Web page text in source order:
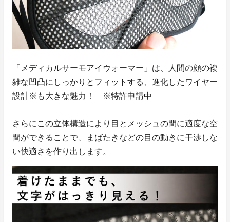
「メディカルサーモアイウォーマー」は、人間の顔の複
雑な凹凸にしっかりとフィットする、進化したワイヤー
設計※も大きな魅力！ ※特許申請中
さらにこの立体構造により目とメッシュの間に適度な空
間ができることで、まばたきなどの目の動きに干渉しな
い快適さを作り出します。